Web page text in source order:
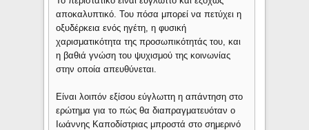
αποκαλυπτικό. Του πόσα μπορεί να πετύχει η
οξυδέρκεια ενός ηγέτη, η φυσική
χαρισματικότητα της προσωπικότητάς του, και
η βαθιά γνώση του ψυχισμού της κοινωνίας
στην οποία απευθύνεται.
Είναι λοιπόν εξίσου εύγλωττη η απάντηση στο
ερώτημα για το πώς θα διαπραγματευόταν ο
Ιωάννης Καποδίστριας μπροστά στο σημερινό